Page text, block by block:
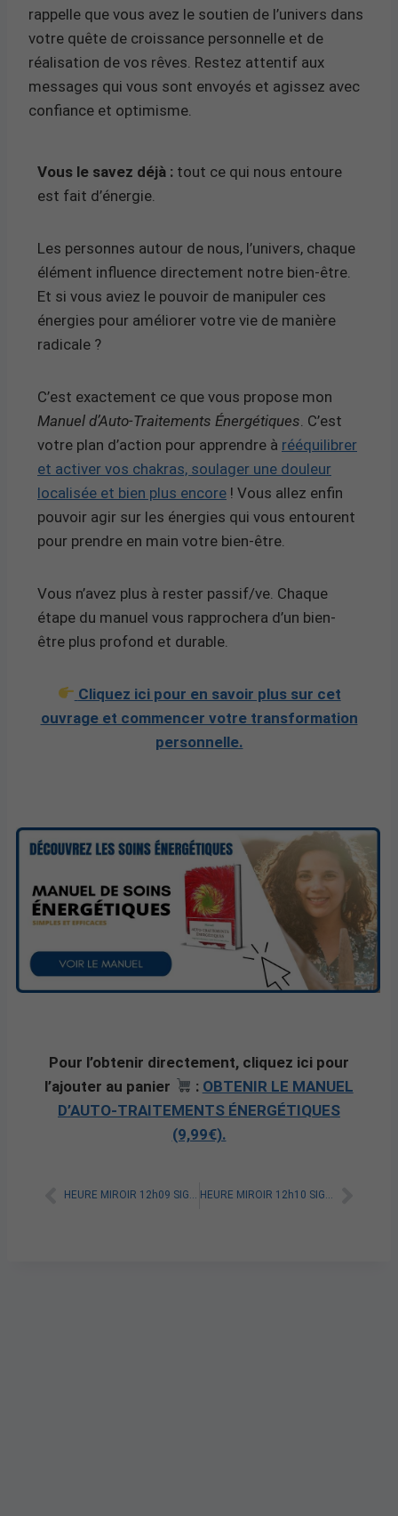
rappelle que vous avez le soutien de l’univers dans
votre quête de croissance personnelle et de
réalisation de vos rêves. Restez attentif aux
messages qui vous sont envoyés et agissez avec
confiance et optimisme.
Vous le savez déjà : tout ce qui nous entoure
est fait d’énergie.
Les personnes autour de nous, l’univers, chaque
élément influence directement notre bien-être.
Et si vous aviez le pouvoir de manipuler ces
énergies pour améliorer votre vie de manière
radicale ?
C’est exactement ce que vous propose mon
Manuel d’Auto-Traitements Énergétiques . C’est
votre plan d’action pour apprendre à rééquilibrer
et activer vos chakras, soulager une douleur
localisée et bien plus encore ! Vous allez enfin
pouvoir agir sur les énergies qui vous entourent
pour prendre en main votre bien-être.
Vous n’avez plus à rester passif/ve. Chaque
étape du manuel vous rapprochera d’un bien-
être plus profond et durable.
Cliquez ici pour en savoir plus sur cet
ouvrage et commencer votre transformation
personnelle.
Pour l’obtenir directement, cliquez ici pour
l’ajouter au panier
: OBTENIR LE MANUEL
D’AUTO-TRAITEMENTS ÉNERGÉTIQUES
(9,99€).
HEURE MIROIR 12h09 SIGNIFICATION SPIRITUELLE [A LIRE] HEURE MIROIR 12h10 SIGNIFICATION SPIRITUELLE [A LIRE]